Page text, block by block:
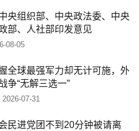
央组织部、中央政法委、中央
部、人社部印发意见
08-05
全球最强军力却无计可施，外
争“无解三选一”
2026-07-31
民进党团不到20分钟被请离